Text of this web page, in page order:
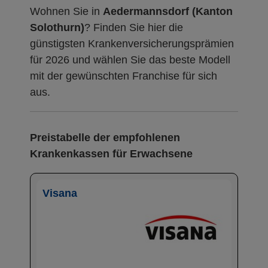
Wohnen Sie in Aedermannsdorf (Kanton
Solothurn)? Finden Sie hier die
günstigsten Krankenversicherungsprämien
für 2026 und wählen Sie das beste Modell
mit der gewünschten Franchise für sich
aus.
Preistabelle der empfohlenen
Krankenkassen für Erwachsene
Visana